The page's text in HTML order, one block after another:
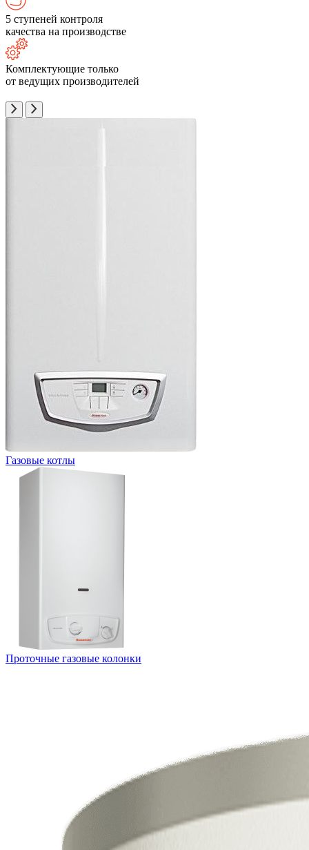
5 ступеней контроля
качества на производстве
Комплектующие только
от ведущих производителей
Газовые котлы
Проточные газовые колонки